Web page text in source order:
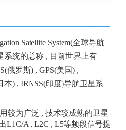
Satellite System(全球导航
系统的总称 , 目前世界上有
俄罗斯) , GPS(美国) ,
本) , IRNSS(印度)导航卫星系
较为广泛 , 技术较成熟的卫星
L1C/A , L2C , L5等频段信号提